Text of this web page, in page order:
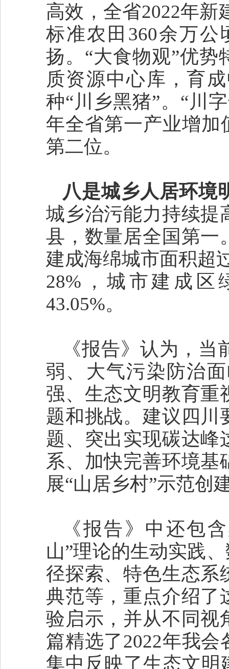
高效，全省2022年新
标准农田360余万
扬。“大食物观”优
质资源中心库，育
种“川乡黑猪”。“川
年全省第一产业增加
第二位。
八是城乡人居环境
城乡治污能力持续提
县，数量居全国第一
建成海绵城市面积超
28%，城市建成区
43.05%。
《报告》认为，
弱、大气污染防治
强、生态文明教育重
题和挑战。建议四川
题、突出实现碳达峰
系、加快完善环境基
展“山居乡村”示范创
《报告》中还包
山”理论的生动实践
径探索、特色生态系
典范等，重点介绍了
验启示，并从不同视
篇精选了2022年我
集中反映了生态文明